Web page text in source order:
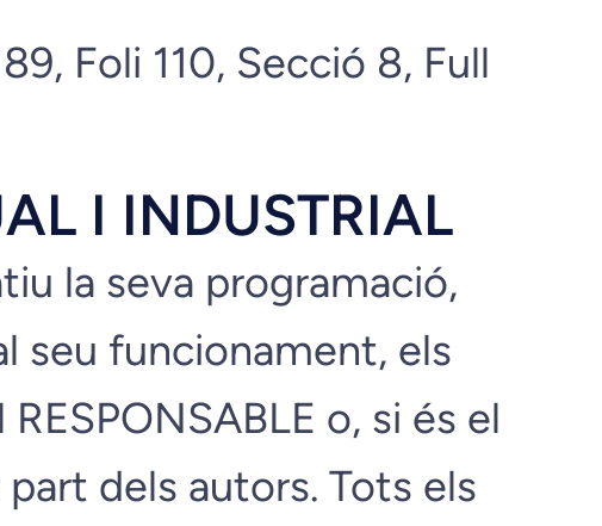
Foli 110, Secció 8, Full
I INDUSTRIAL
la seva programació,
seu funcionament, els
o, si és el
dels autors. Tots els